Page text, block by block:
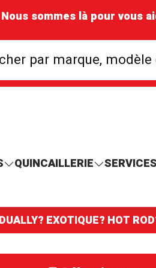
Nous sommes là pour vous
par marque,
QUINCAILLERIE SERVICES
EXOTIQUE? HOT